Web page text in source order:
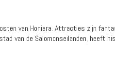
van Honiara. Attracties zijn
van de Salomonseilanden, heeft